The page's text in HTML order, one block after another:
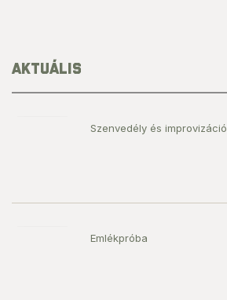
AKTUÁLIS
Szenvedély és improvizáció
Emlékpróba